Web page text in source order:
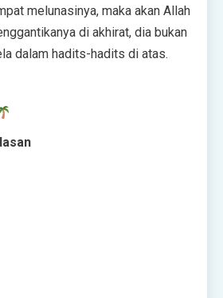
melunasinya, maka akan Allah
di akhirat, dia bukan
dalam hadits-hadits di atas.